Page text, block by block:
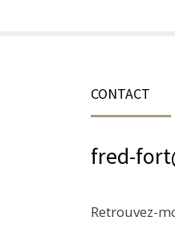
CONTACT
fred-
Retrouvez-